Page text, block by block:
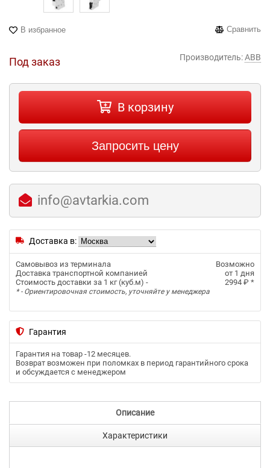
В избранное Сравнить
Под заказ Производитель:ABB
В корзину
Запросить цену
info@avtarkia.com
Доставка в:
Самовывоз из терминала
Возможно
Доставка транспортной компанией
от 1 дня
Стоимость доставки за 1 кг (куб.м) -
2994 ₽ *
* - Ориентировочная стоимость, уточняйте у менеджера
Гарантия
Гарантия на товар -12 месяцев.
Возврат возможен при поломках в период гарантийного срока
и обсуждается с менеджером
Описание
Характеристики